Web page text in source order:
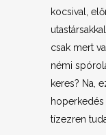
kocsival,
csak mert
némi
keres? Na,
tízezren